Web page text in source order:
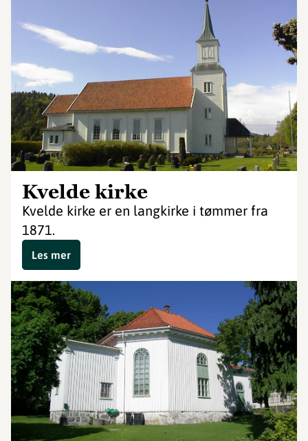
Kvelde kirke
Kvelde kirke er en langkirke i tømmer fra
1871.
Les mer